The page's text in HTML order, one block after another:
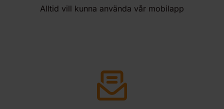
Alltid vill kunna använda vår mobilapp